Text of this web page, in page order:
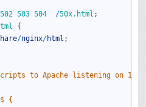
502 503 504 /50x.html ;
{
/nginx/html ;
to Apache listening on
{